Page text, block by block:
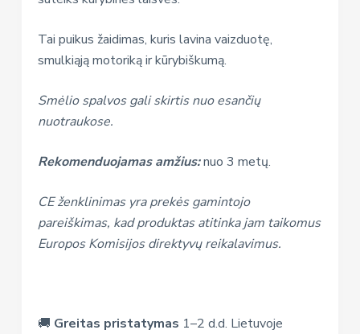
Tai puikus žaidimas, kuris lavina vaizduotę,
smulkiąją motoriką ir kūrybiškumą.
Smėlio spalvos gali skirtis nuo esančių
nuotraukose.
Rekomenduojamas amžius:nuo 3 metų.
CE ženklinimas yra prekės gamintojo
pareiškimas, kad produktas atitinka jam taikomus
Europos Komisijos direktyvų reikalavimus.
🚚 Greitas pristatymas 1–2 d.d. Lietuvoje